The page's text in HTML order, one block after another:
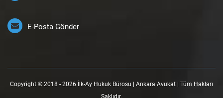
E-Posta Gönder
Copyright © 2018 - 2026 İlk-Ay Hukuk Bürosu | Ankara Avukat | Tüm Hakları
Saklıdır.